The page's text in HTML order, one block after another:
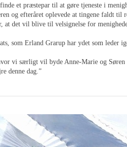
et præstepar til at gøre tjeneste i
og efteråret oplevede at tingene faldt til
at det vil blive til velsignelse for
som Erland Grarup har ydet som leder
vi særligt vil byde Anne-Marie og Søren
denne dag.”